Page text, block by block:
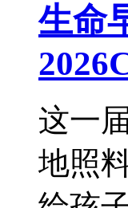
生命
这一
地照